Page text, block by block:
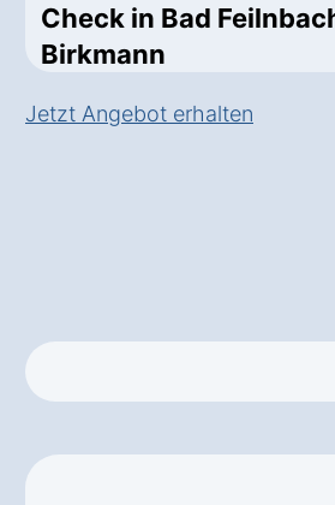
Check in Bad
Birkmann
Jetzt Angebot erhalten